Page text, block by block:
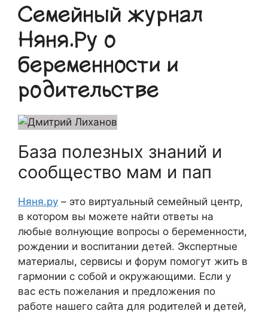
Семейный журнал
Няня.Ру о
беременности и
родительстве
База полезных знаний и
сообщество мам и пап
Няня.ру – это виртуальный семейный центр,
в котором вы можете найти ответы на
любые волнующие вопросы о беременности,
рождении и воспитании детей. Экспертные
материалы, сервисы и форум помогут жить в
гармонии с собой и окружающими. Если у
вас есть пожелания и предложения по
работе нашего сайта для родителей и детей,